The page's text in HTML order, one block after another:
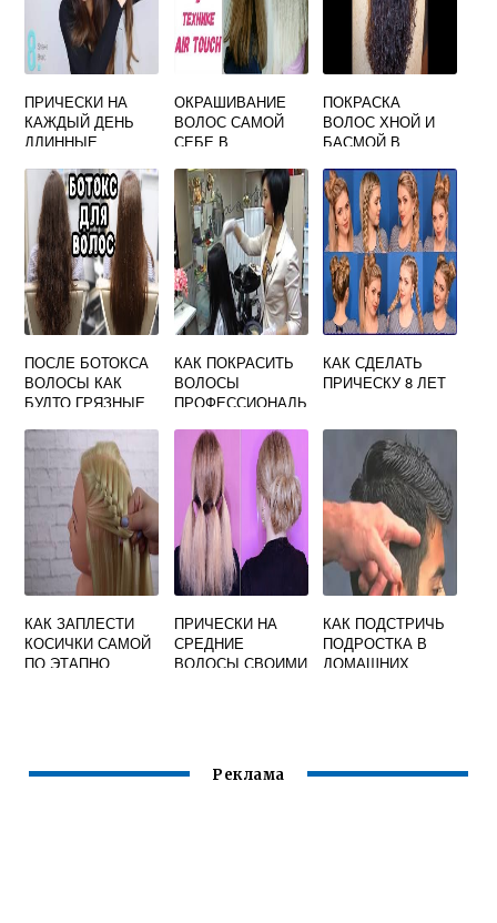
ПРИЧЕСКИ НА
КАЖДЫЙ ДЕНЬ
ДЛИННЫЕ
РУКАМИ
ОКРАШИВАНИЕ
ВОЛОС САМОЙ
СЕБЕ В
УСЛОВИЯХ
ПОКРАСКА
ВОЛОС ХНОЙ И
БАСМОЙ В
УСЛОВИЯХ
ПОСЛЕ БОТОКСА
ВОЛОСЫ КАК
БУДТО ГРЯЗНЫЕ
КАК ПОКРАСИТЬ
ВОЛОСЫ
ПРОФЕССИОНАЛЬ
ДОМАШНИХ
УСЛОВИЯХ
КАК СДЕЛАТЬ
ПРИЧЕСКУ 8 ЛЕТ
КАК ЗАПЛЕСТИ
КОСИЧКИ САМОЙ
ПО ЭТАПНО
ПРИЧЕСКИ НА
СРЕДНИЕ
ВОЛОСЫ СВОИМИ
КАК ПОДСТРИЧЬ
ПОДРОСТКА В
ДОМАШНИХ
Реклама